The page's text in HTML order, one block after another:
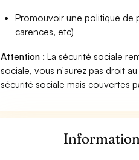
Promouvoir une politique de
carences, etc)
Attention : La sécurité sociale
sociale, vous n'aurez pas droit
sécurité sociale mais couvertes